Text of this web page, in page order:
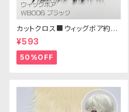
カットクロス■ウィッグボア約8c
m(ブラック)WB006ボア生地 2
5cm × 45cm
¥593
50%OFF